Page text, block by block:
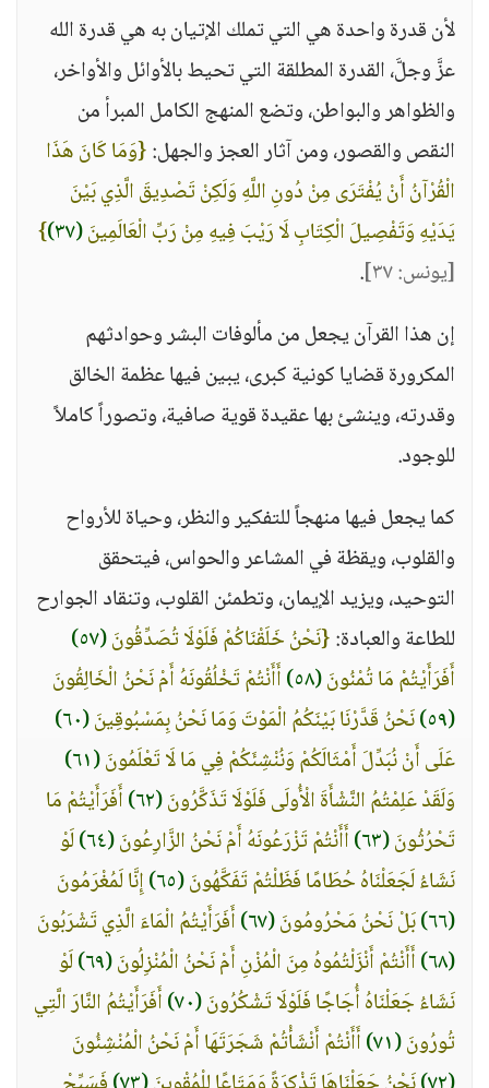
لأن قدرة واحدة هي التي تملك الإتيان به هي قدرة الله
عزَّ وجلَّ، القدرة المطلقة التي تحيط بالأوائل والأواخر،
والظواهر والبواطن، وتضع المنهج الكامل المبرأ من
النقص والقصور، ومن آثار العجز والجهل:{وَمَا كَانَ هَذَا
الْقُرْآنُ أَنْ يُفْتَرَى مِنْ دُونِ اللَّهِ وَلَكِنْ تَصْدِيقَ الَّذِي بَيْنَ
يَدَيْهِ وَتَفْصِيلَ الْكِتَابِ لَا رَيْبَ فِيهِ مِنْ رَبِّ الْعَالَمِينَ(٣٧)
}
[يونس: ٣٧]
.
إن هذا القرآن يجعل من مألوفات البشر وحوادثهم
المكرورة قضايا كونية كبرى، يبين فيها عظمة الخالق
وقدرته، وينشئ بها عقيدة قوية صافية، وتصوراً كاملاً
للوجود.
كما يجعل فيها منهجاً للتفكير والنظر، وحياة للأرواح
والقلوب، ويقظة في المشاعر والحواس، فيتحقق
التوحيد، ويزيد الإيمان، وتطمئن القلوب، وتنقاد الجوارح
للطاعة والعبادة:{نَحْنُ خَلَقْنَاكُمْ فَلَوْلَا تُصَدِّقُونَ(٥٧)
أَفَرَأَيْتُمْ مَا تُمْنُونَ(٥٨)
أَأَنْتُمْ تَخْلُقُونَهُ أَمْ نَحْنُ الْخَالِقُونَ
(٥٩)
نَحْنُ قَدَّرْنَا بَيْنَكُمُ الْمَوْتَ وَمَا نَحْنُ بِمَسْبُوقِينَ(٦٠)
عَلَى أَنْ نُبَدِّلَ أَمْثَالَكُمْ وَنُنْشِئَكُمْ فِي مَا لَا تَعْلَمُونَ(٦١)
وَلَقَدْ عَلِمْتُمُ النَّشْأَةَ الْأُولَى فَلَوْلَا تَذَكَّرُونَ(٦٢)
أَفَرَأَيْتُمْ مَا
تَحْرُثُونَ(٦٣) أَأَنْتُمْ تَزْرَعُونَهُ أَمْ نَحْنُ الزَّارِعُونَ(٦٤)
لَوْ
نَشَاءُ لَجَعَلْنَاهُ حُطَامًا فَظَلْتُمْ تَفَكَّهُونَ(٦٥)
إِنَّا لَمُغْرَمُونَ
(٦٦)
بَلْ نَحْنُ مَحْرُومُونَ(٦٧)
أَفَرَأَيْتُمُ الْمَاءَ الَّذِي تَشْرَبُونَ
(٦٨)
أَأَنْتُمْ أَنْزَلْتُمُوهُ مِنَ الْمُزْنِ أَمْ نَحْنُ الْمُنْزِلُونَ(٦٩)
لَوْ
نَشَاءُ جَعَلْنَاهُ أُجَاجًا فَلَوْلَا تَشْكُرُونَ(٧٠)
أَفَرَأَيْتُمُ النَّارَ الَّتِي
تُورُونَ(٧١)
أَأَنْتُمْ أَنْشَأْتُمْ شَجَرَتَهَا أَمْ نَحْنُ الْمُنْشِئُونَ